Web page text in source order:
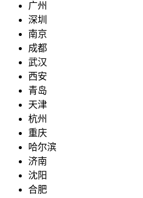
广州
深圳
南京
成都
武汉
西安
青岛
天津
杭州
重庆
哈尔滨
济南
沈阳
合肥